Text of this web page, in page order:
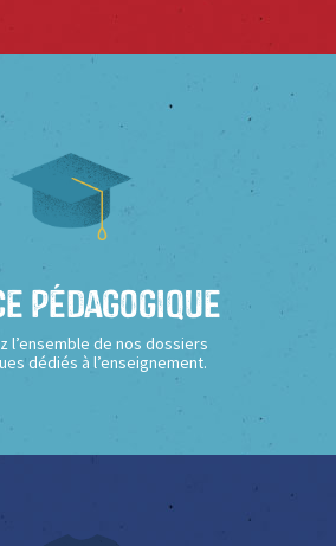
Pédagogique
l’ensemble de nos dossiers
dédiés à l’enseignement.